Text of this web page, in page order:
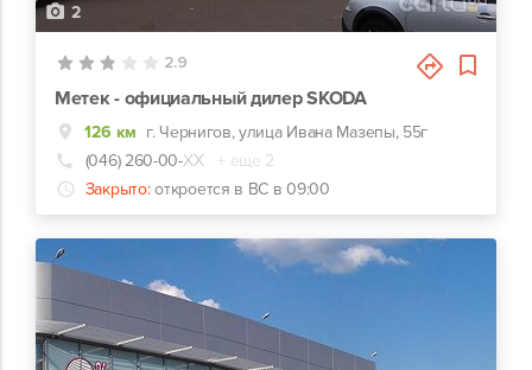
2
2.9
Метек - официальный дилер SKODA
126 км г. Чернигов, улица Ивана Мазепы, 55г
(046) 260-00-ХХ
+ еще 2
Закрыто: откроется в ВС в 09:00